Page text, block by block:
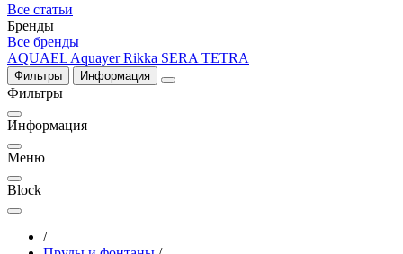
Все статьи
Бренды
Все бренды
AQUAEL AquayerRikka SERA TETRA
Фильтры Информация
Фильтры
Информация
Меню
Block
/